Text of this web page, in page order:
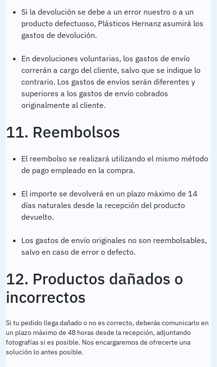
Si la devolución se debe a un error nuestro o a un
producto defectuoso, Plásticos Hernanz asumirá los
gastos de devolución.
En devoluciones voluntarias, los gastos de envío
correrán a cargo del cliente, salvo que se indique lo
contrario. Los gastos de envíos serán diferentes y
superiores a los gastos de envío cobrados
originalmente al cliente.
11. Reembolsos
El reembolso se realizará utilizando el mismo método
de pago empleado en la compra.
El importe se devolverá en un plazo máximo de 14
días naturales desde la recepción del producto
devuelto.
Los gastos de envío originales no son reembolsables,
salvo en caso de error o defecto.
12. Productos dañados o
incorrectos
Si tu pedido llega dañado o no es correcto, deberás comunicarlo en
un plazo máximo de 48 horas desde la recepción, adjuntando
fotografías si es posible. Nos encargaremos de ofrecerte una
solución lo antes posible.